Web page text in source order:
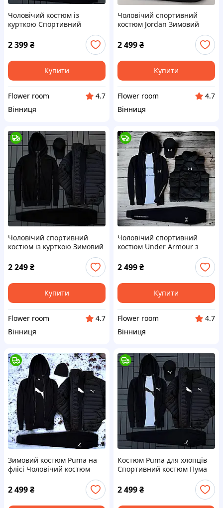
Чоловічий костюм із
курткою Спортивний
футболка кепка куртка
2 399₴
Купити
Flower room
4.7
Вінниця
Чоловічий спортивний
костюм Jordan Зимовий
костюм футболка шапка
2 499₴
Купити
Flower room
4.7
Вінниця
Чоловічий спортивний
костюм із курткою Зимовий
костюм зіпка штани кепка
куртка
2 249₴
Купити
Flower room
4.7
Вінниця
Чоловічий спортивний
костюм Under Armour з
костюм Андер Армор-зипка
штани жилетка футболка
кепка
2 499₴
Купити
Flower room
4.7
Вінниця
Зимовий костюм Puma на
флісі Чоловічий костюм
Пума зіпка штани футболка
куртка шапка
2 499₴
Костюм Puma для хлопців
Спортивний костюм Пума
зіпка штани футболка кепка
куртка
2 499₴